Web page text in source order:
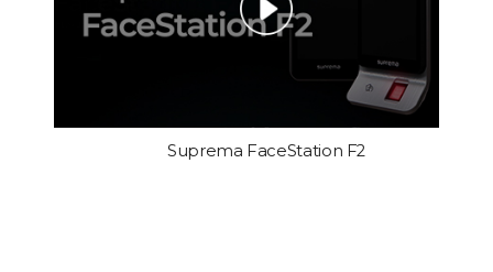
Suprema FaceStation F2